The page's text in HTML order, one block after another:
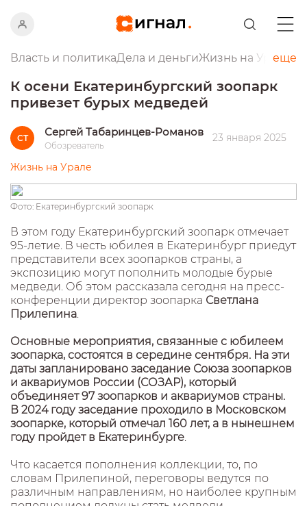
Власть и политикаДела и деньгиЖизнь на Урале
еще
К осени Екатеринбургский зоопарк
привезет бурых медведей
СТ Сергей Табаринцев-Романов
Обозреватель
23 января 2025
Жизнь на Урале
Фото: Екатеринбургский зоопарк
В этом году Екатеринбургский зоопарк отмечает
95-летие. В честь юбилея в Екатеринбург приедут
представители всех зоопарков страны, а
экспозицию могут пополнить молодые бурые
медведи. Об этом рассказала сегодня на пресс-
конференции директор зоопарка Светлана
Прилепина.
Основные мероприятия, связанные с юбилеем
зоопарка, состоятся в середине сентября. На эти
даты запланировано заседание Союза зоопарков
и аквариумов России (СОЗАР), который
объединяет 97 зоопарков и аквариумов страны.
В 2024 году заседание проходило в Московском
зоопарке, который отмечал 160 лет, а в нынешнем
году пройдет в Екатеринбурге.
Что касается пополнения коллекции, то, по
словам Прилепиной, переговоры ведутся по
различным направлениям, но наиболее крупным